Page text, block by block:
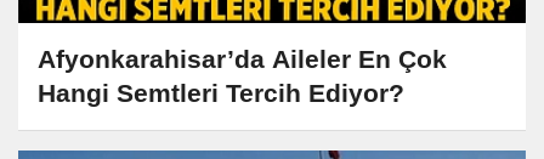
Afyonkarahisar’da Aileler En Çok
Hangi Semtleri Tercih Ediyor?